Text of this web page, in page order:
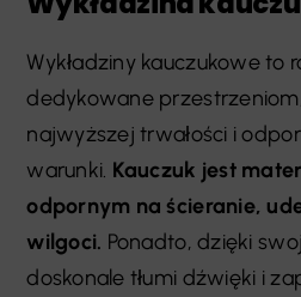
Wykładziny kauczukowe to
dedykowane
najwyższej trwałości i
warunki. Kauczuk jest
odpornym na ścieranie,
wilgoci. Ponadto, dzięki
doskonale tłumi dźwięki i